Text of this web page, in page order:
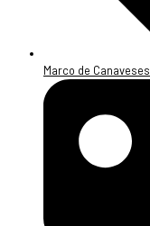
Marco de Canaveses